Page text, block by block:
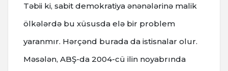
Təbii ki, sabit demokratiya ənənələrinə malik
ölkələrdə bu xüsusda elə bir problem
yaranmır. Hərçənd burada da istisnalar olur.
Məsələn, ABŞ-da 2004-cü ilin noyabrında